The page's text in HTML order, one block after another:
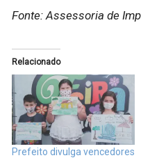
Fonte: Assessoria de
Relacionado
Prefeito divulga vencedores